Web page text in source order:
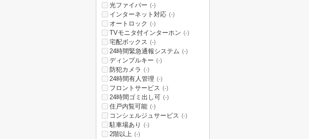
光ファイバー (-)
インターネット対応 (-)
オートロック (-)
TVモニタ付インターホン (-)
宅配ボックス (-)
24時間緊急通報システム (-)
ディンプルキー (-)
防犯カメラ (-)
24時間有人管理 (-)
フロントサービス (-)
24時間ゴミ出し可 (-)
住戸内覧可能 (-)
コンシェルジュサービス (-)
駐車場あり (-)
2階以上 (-)